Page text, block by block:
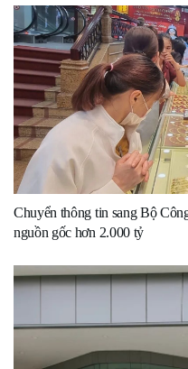
Chuyển thông tin sang Bộ
nguồn gốc hơn 2.000 tỷ